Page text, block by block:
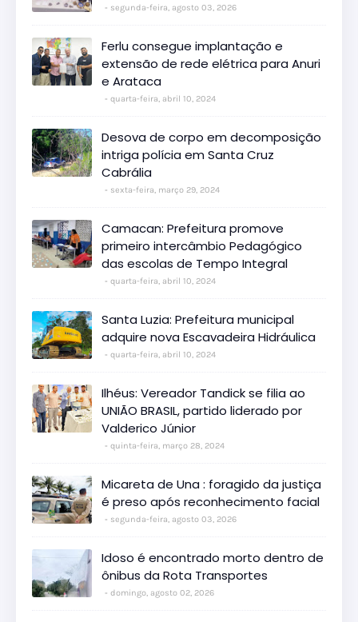
segunda-feira, agosto 03, 2026
Ferlu consegue implantação e
extensão de rede elétrica para Anuri
e Arataca
quarta-feira, abril 10, 2024
Desova de corpo em decomposição
intriga polícia em Santa Cruz
Cabrália
sexta-feira, março 29, 2024
Camacan: Prefeitura promove
primeiro intercâmbio Pedagógico
das escolas de Tempo Integral
quarta-feira, abril 10, 2024
Santa Luzia: Prefeitura municipal
adquire nova Escavadeira Hidráulica
quarta-feira, abril 10, 2024
Ilhéus: Vereador Tandick se filia ao
UNIÃO BRASIL, partido liderado por
Valderico Júnior
quinta-feira, março 28, 2024
Micareta de Una : foragido da justiça
é preso após reconhecimento facial
segunda-feira, agosto 03, 2026
Idoso é encontrado morto dentro de
ônibus da Rota Transportes
domingo, agosto 02, 2026